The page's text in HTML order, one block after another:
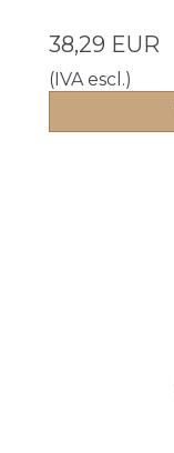
38,29 EUR
(IVA escl.)